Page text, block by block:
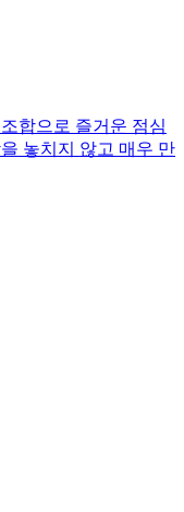
합으로 즐거운 점심
놓치지 않고 매우 만